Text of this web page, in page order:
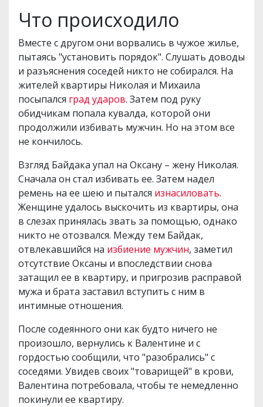
Что происходило
Вместе с другом они ворвались в чужое жилье,
пытаясь "установить порядок". Слушать доводы
и разъяснения соседей никто не собирался. На
жителей квартиры Николая и Михаила
посыпался град ударов. Затем под руку
обидчикам попала кувалда, которой они
продолжили избивать мужчин. Но на этом все
не кончилось.
Взгляд Байдака упал на Оксану – жену Николая.
Сначала он стал избивать ее. Затем надел
ремень на ее шею и пытался изнасиловать.
Женщине удалось выскочить из квартиры, она
в слезах принялась звать за помощью, однако
никто не отозвался. Между тем Байдак,
отвлекавшийся на избиение мужчин, заметил
отсутствие Оксаны и впоследствии снова
затащил ее в квартиру, и пригрозив расправой
мужа и брата заставил вступить с ним в
интимные отношения.
После содеянного они как будто ничего не
произошло, вернулись к Валентине и с
гордостью сообщили, что "разобрались" с
соседями. Увидев своих "товарищей" в крови,
Валентина потребовала, чтобы те немедленно
покинули ее квартиру.